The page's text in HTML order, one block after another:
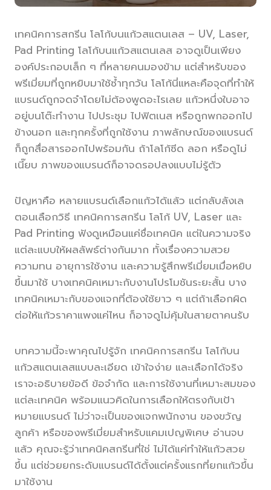
เทคนิคการสกรีน โลโก้บนแก้วสแตนเลส – UV, Laser,
Pad Printing โลโก้บนแก้วสแตนเลส อาจดูเป็นเพียง
องค์ประกอบเล็ก ๆ ที่หลายคนมองข้าม แต่สำหรับของ
พรีเมี่ยมที่ถูกหยิบมาใช้ซ้ำทุกวัน โลโก้นี่แหละคือจุดที่ทำให้
แบรนด์ถูกจดจำโดยไม่ต้องพูดอะไรเลย แก้วหนึ่งใบอาจ
อยู่บนโต๊ะทำงาน ไปประชุม ไปฟิตเนส หรือถูกพกออกไป
ข้างนอก และทุกครั้งที่ถูกใช้งาน ภาพลักษณ์ของแบรนด์
ก็ถูกสื่อสารออกไปพร้อมกัน ถ้าโลโก้ซีด ลอก หรือดูไม่
เนี๊ยบ ภาพของแบรนด์ก็อาจดรอปลงแบบไม่รู้ตัว
ปัญหาคือ หลายแบรนด์เลือกแก้วได้แล้ว แต่กลับลังเล
ตอนเลือกวิธี เทคนิคการสกรีน โลโก้ UV, Laser และ
Pad Printing ฟังดูเหมือนแค่ชื่อเทคนิค แต่ในความจริง
แต่ละแบบให้ผลลัพธ์ต่างกันมาก ทั้งเรื่องความสวย
ความทน อายุการใช้งาน และความรู้สึกพรีเมี่ยมเมื่อหยิบ
ขึ้นมาใช้ บางเทคนิคเหมาะกับงานโปรโมชันระยะสั้น บาง
เทคนิคเหมาะกับของแจกที่ต้องใช้ยาว ๆ แต่ถ้าเลือกผิด
ต่อให้แก้วราคาแพงแค่ไหน ก็อาจดูไม่คุ้มในสายตาคนรับ
บทความนี้จะพาคุณไปรู้จัก เทคนิคการสกรีน โลโก้บน
แก้วสแตนเลสแบบละเอียด เข้าใจง่าย และเลือกได้จริง
เราจะอธิบายข้อดี ข้อจำกัด และการใช้งานที่เหมาะสมของ
แต่ละเทคนิค พร้อมแนวคิดในการเลือกให้ตรงกับเป้า
หมายแบรนด์ ไม่ว่าจะเป็นของแจกพนักงาน ของขวัญ
ลูกค้า หรือของพรีเมี่ยมสำหรับแคมเปญพิเศษ อ่านจบ
แล้ว คุณจะรู้ว่าเทคนิคสกรีนที่ใช่ ไม่ได้แค่ทำให้แก้วสวย
ขึ้น แต่ช่วยยกระดับแบรนด์ได้ตั้งแต่ครั้งแรกที่ยกแก้วขึ้น
มาใช้งาน